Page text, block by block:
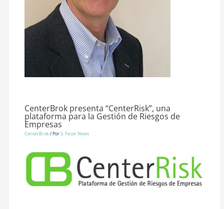
CenterBrok presenta “CenterRisk”, una
plataforma para la Gestión de Riesgos de
Empresas
CenterBrok/ PorS. Fecor News